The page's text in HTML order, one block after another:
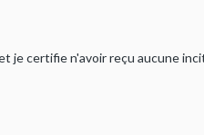
je certifie n'avoir reçu aucune